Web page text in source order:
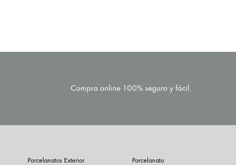
Compra online 100% seguro y fácil.
Porcelanatos Exterior
Porcelanato